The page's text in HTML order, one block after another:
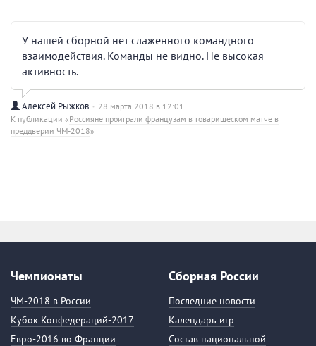
У нашей сборной нет слаженного командного
взаимодействия. Команды не видно. Не высокая
активность.
Алексей Рыжков
28 марта 2018 в 12:01
К публикации «Россияне проиграли французам в товарищеском матче в
преддверии ЧМ-2018»
Чемпионаты
ЧМ-2018 в России
Кубок Конфедераций-2017
Евро-2016 во Франции
Сборная России
Последние новости
Календарь игр
Состав национальной